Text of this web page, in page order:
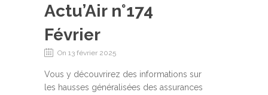
Actu’Air n°174
Février
On 13 février 2025
Vous y découvrirez des informations sur
les hausses généralisées des assurances